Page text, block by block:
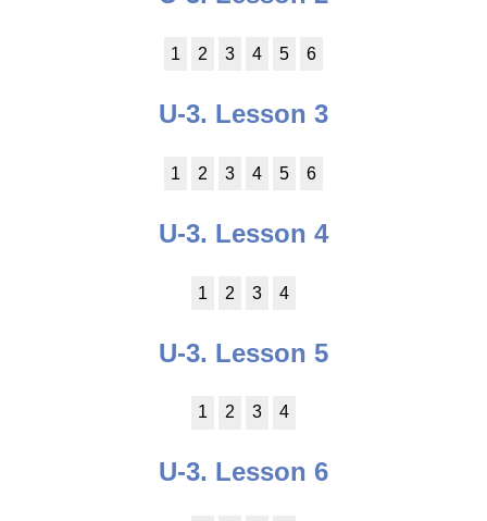
1 2 3 4 5 6
U-3. Lesson 3
1 2 3 4 5 6
U-3. Lesson 4
1 2 3 4
U-3. Lesson 5
1 2 3 4
U-3. Lesson 6